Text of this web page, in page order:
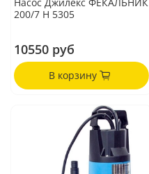
200/7 Н 5305
10550 руб
В корзину